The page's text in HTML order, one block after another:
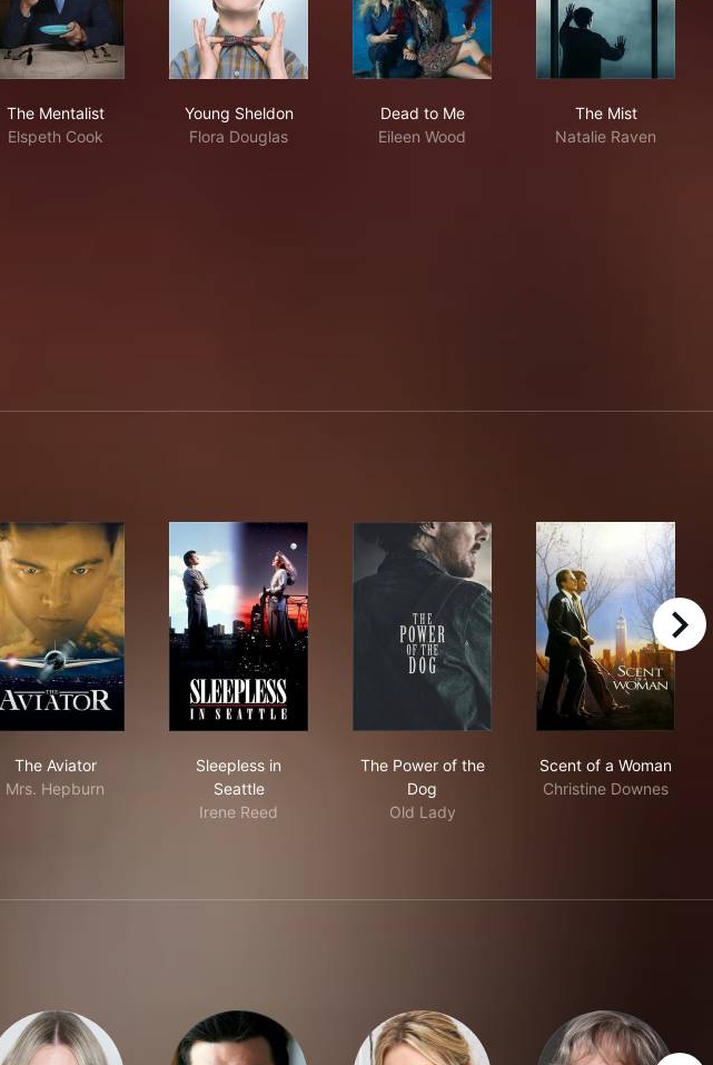
The Mentalist
Elspeth Cook
Young Sheldon
Flora Douglas
Dead to Me
Eileen Wood
The Mist
Natalie Raven
The Aviator
Mrs. Hepburn
Sleepless in
Seattle
Irene Reed
The Power of the
Dog
Old Lady
Scent of a Woman
Christine Downes
right